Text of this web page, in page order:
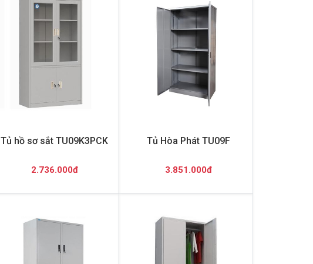
Tủ hồ sơ sắt TU09K3PCK
2.736.000đ
Tủ Hòa Phát TU09F
3.851.000đ